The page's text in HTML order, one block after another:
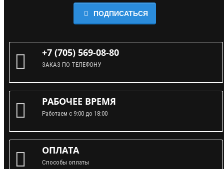
ПОДПИСАТЬСЯ
+7 (705) 569-08-80
ЗАКАЗ ПО ТЕЛЕФОНУ
РАБОЧЕЕ ВРЕМЯ
Работаем с 9:00 до 18:00
ОПЛАТА
Способы оплаты